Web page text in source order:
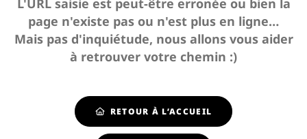
L'URL saisie est peut-être erronée ou bien la
page n'existe pas ou n'est plus en ligne…
Mais pas d'inquiétude, nous allons vous aider
à retrouver votre chemin :)
RETOUR À L’ACCUEIL